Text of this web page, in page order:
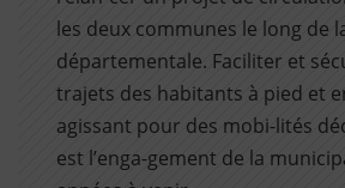
les deux communes le long de
départementale. Faciliter et
trajets des habitants à pied et
agissant pour des mobi-lités
est l’enga-gement de la